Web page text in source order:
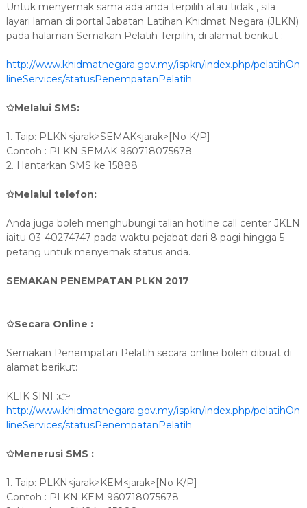
Untuk menyemak sama ada anda terpilih atau tidak , sila
layari laman di portal Jabatan Latihan Khidmat Negara (JLKN)
pada halaman Semakan Pelatih Terpilih, di alamat berikut :
http://www.khidmatnegara.gov.my/ispkn/index.php/pelatihOn
lineServices/statusPenempatanPelatih
✩Melalui SMS:
1. Taip: PLKN<jarak>SEMAK<jarak>[No K/P]
Contoh : PLKN SEMAK 960718075678
2. Hantarkan SMS ke 15888
✩Melalui telefon:
Anda juga boleh menghubungi talian hotline call center JKLN
iaitu 03-40274747 pada waktu pejabat dari 8 pagi hingga 5
petang untuk menyemak status anda.
SEMAKAN PENEMPATAN PLKN 2017
✩Secara Online :
Semakan Penempatan Pelatih secara online boleh dibuat di
alamat berikut:
KLIK SINI :👉
http://www.khidmatnegara.gov.my/ispkn/index.php/pelatihOn
lineServices/statusPenempatanPelatih
✩Menerusi SMS :
1. Taip: PLKN<jarak>KEM<jarak>[No K/P]
Contoh : PLKN KEM 960718075678